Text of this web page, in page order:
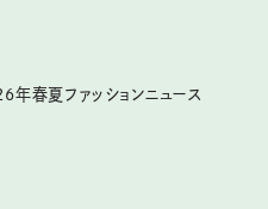
年春夏ファッションニュース